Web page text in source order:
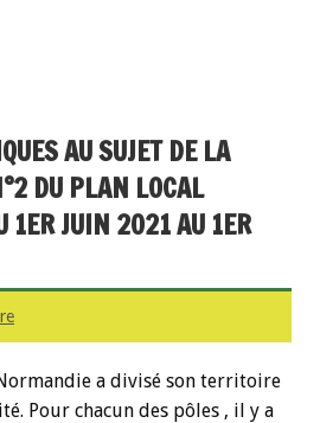
AU SUJET DE LA
DU PLAN LOCAL
1ER JUIN 2021 AU 1ER
a divisé son territoire
Pour chacun des pôles , il y a